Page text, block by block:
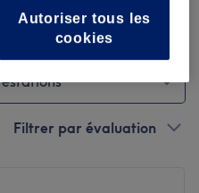
Filtrer par évaluation
Autoriser tous les
cookies